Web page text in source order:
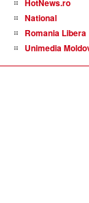
HotNews.ro
National
Romania Libera
Unimedia